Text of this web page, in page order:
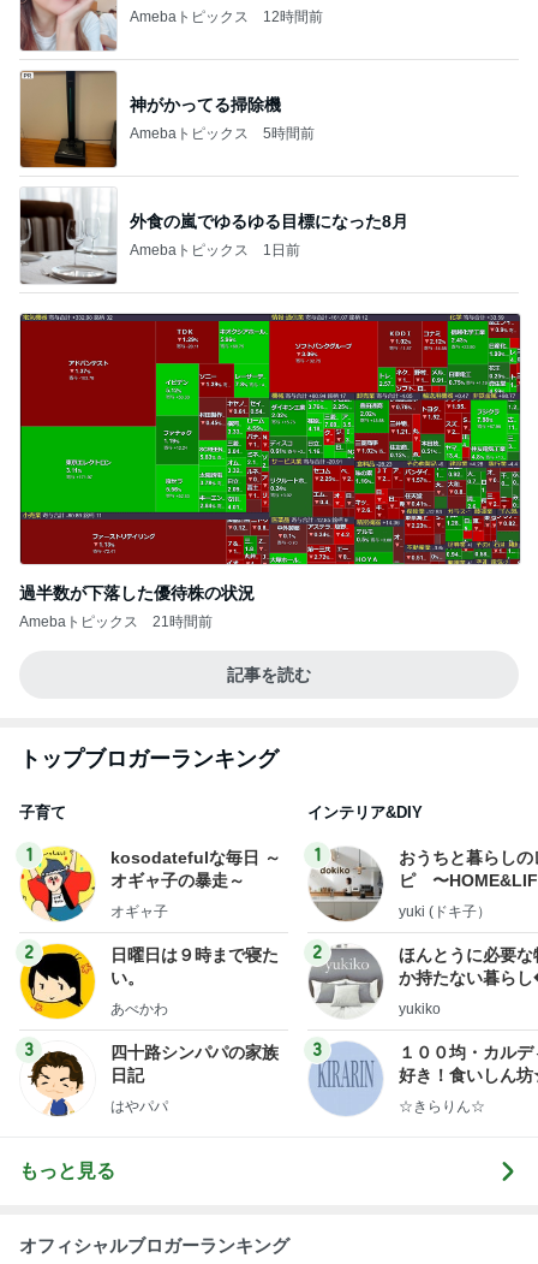
Amebaトピックス 12時間前
神がかってる掃除機
Amebaトピックス 5時間前
外食の嵐でゆるゆる目標になった8月
Amebaトピックス 1日前
過半数が下落した優待株の状況
Amebaトピックス 21時間前
記事を読む
トップブロガーランキング
子育て
1
kosodatefulな毎日 ～
オギャ子の暴走～
オギャ子
2
日曜日は９時まで寝た
い。
あべかわ
3
四十路シンパパの家族
日記
はやパパ
インテリア&DIY
1
おうちと暮らしの
ピ 〜
yuki (ドキ子）
2
ほんとうに必要な
か持たない暮ら
ep Life Simple◆
yukiko
3
１００均・カルデ
好き！食いしん
らりん☆のブログ
☆きらりん☆
もっと見る
オフィシャルブロガーランキング